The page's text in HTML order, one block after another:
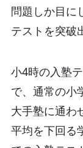
問題しか目に
テストを突破
小4時の入塾
で、通常の小
大手塾に通わ
平均を下回る